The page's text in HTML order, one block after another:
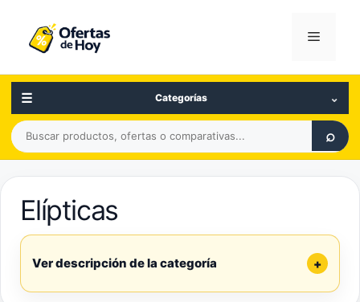
contenido
Menú
☰ Categorías ⌄
Buscar
productos,
comparativas
⌕
Elípticas
Ver descripción de la categoría +